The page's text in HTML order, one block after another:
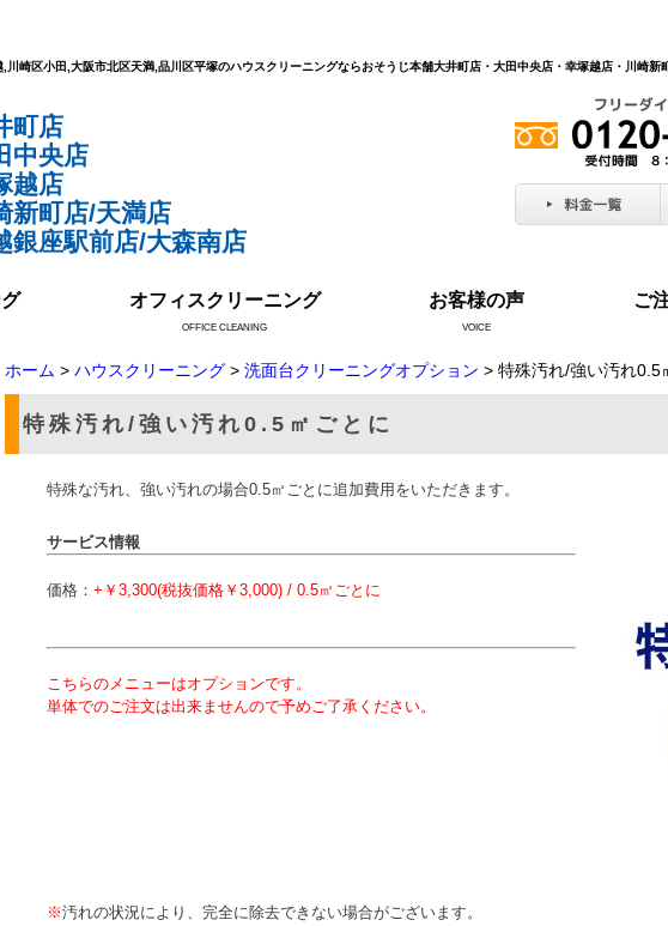
崎区小田,大阪市北区天満,品川区平塚のハウスクリーニングならおそうじ本舗大井町店・大田中央店・幸塚越店・川崎新
町店
中央店
越店
新町店/天満店
銀座駅前店/大森南店
オフィスクリーニング
OFFICE CLEANING
お客様の声
VOICE
ご
ホーム > ハウスクリーニング > 洗面台クリーニングオプション > 特殊汚れ/強い汚れ0.5
特殊汚れ/強い汚れ0.5㎡ごとに
特殊な汚れ、強い汚れの場合0.5㎡ごとに追加費用をいただきます。
サービス情報
価格： +￥3,300(税抜価格￥3,000) / 0.5㎡ごとに
こちらのメニューはオプションです。
単体でのご注文は出来ませんので予めご了承ください。
※汚れの状況により、完全に除去できない場合がございます。